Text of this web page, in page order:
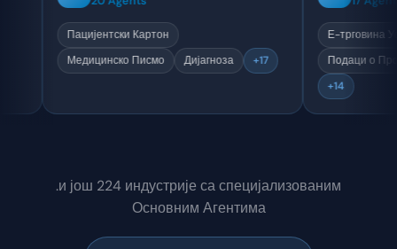
Пацијентски Картон
Медицинско Писмо
Дијагноза
Е-
.и још 224 индустрије са специјализованим
Основним Агентима